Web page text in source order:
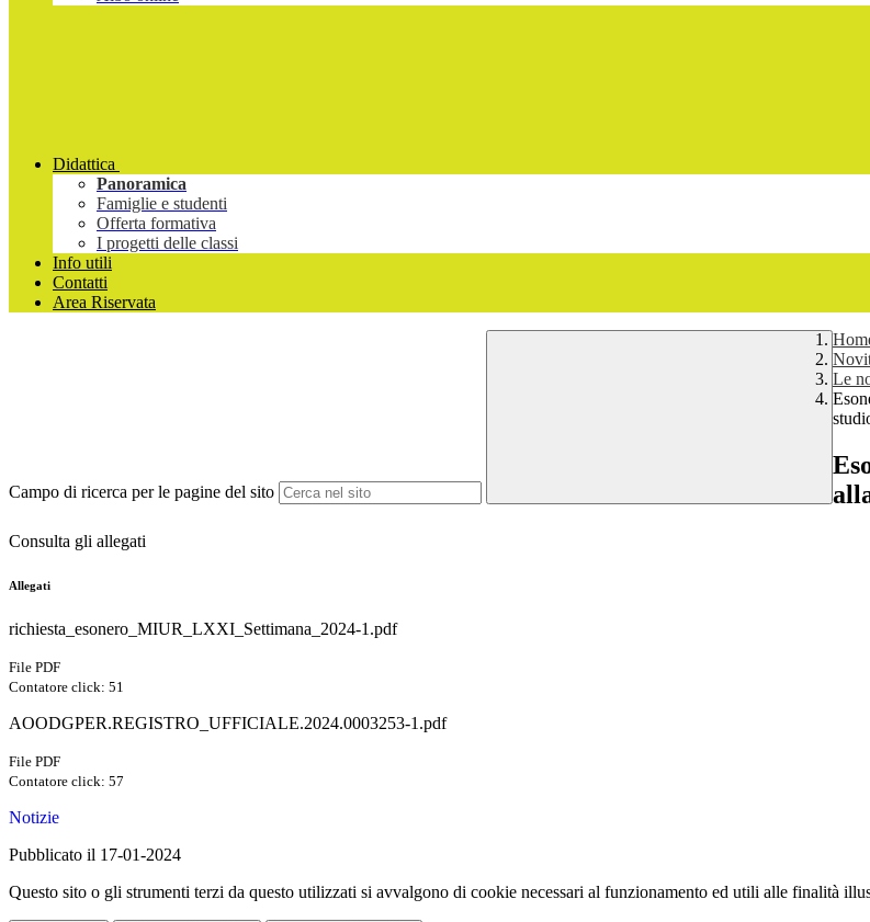
Didattica
Panoramica
Famiglie e studenti
Offerta formativa
I progetti delle classi
Info utili
Contatti
Area Riservata
Campo di ricerca per le pagine del sito
Le
Consulta gli allegati
Allegati
richiesta_esonero_MIUR_LXXI_Settimana_2024-1.pdf
File PDF
Contatore click: 51
AOODGPER.REGISTRO_UFFICIALE.2024.0003253-1.pdf
File PDF
Contatore click: 57
Notizie
Pubblicato il 17-01-2024
Questo sito o gli strumenti terzi da questo utilizzati si avvalgono di cookie necessari al funzionamento ed utili alle finalità